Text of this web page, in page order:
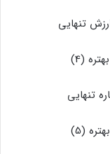
تنهایی
تنهایی